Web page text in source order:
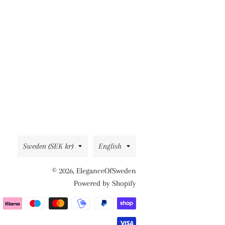
Country/region
Sweden (SEK kr) Language
English
© 2026, EleganceOfSweden
Powered by Shopify